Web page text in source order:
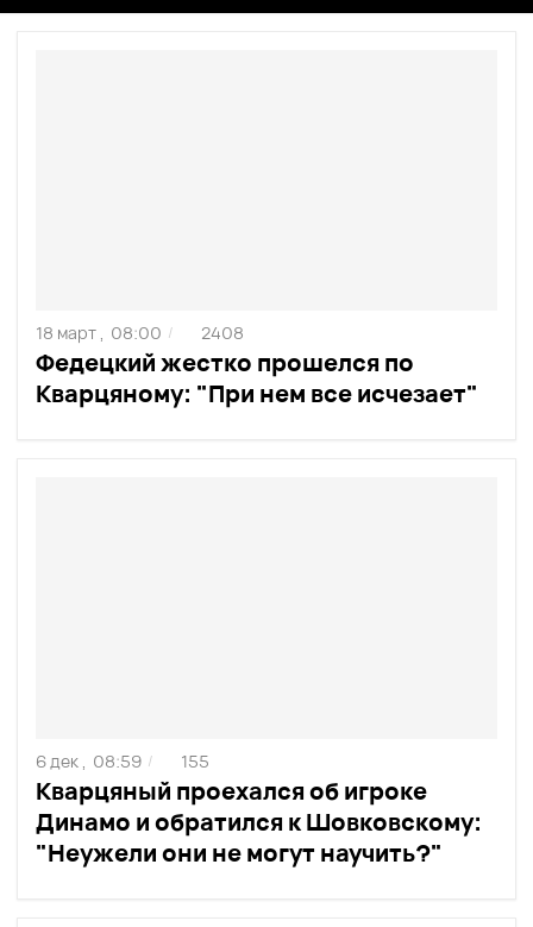
Федецкий жестко прошелся по
Кварцяному: "При нем все исчезает"
18 март , 08:00 / 2408
Кварцяный проехался об игроке
Динамо и обратился к Шовковскому:
"Неужели они не могут научить?"
6 дек , 08:59 / 155